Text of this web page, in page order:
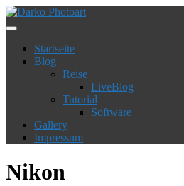
Startseite
Blog
Reise
LiveBlog
Tutorial
Software
Gallery
Impressum
Nikon